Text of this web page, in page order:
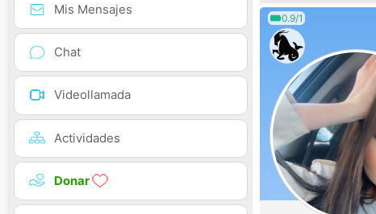
Mis Mensajes
Chat
Videollamada
Actividades
Donar
0.9/1